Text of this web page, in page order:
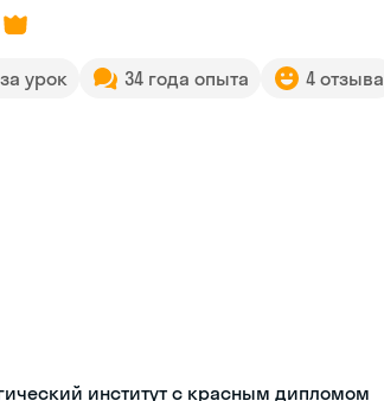
урок 34 года опыта 4 отзыва
институт с красным дипломом